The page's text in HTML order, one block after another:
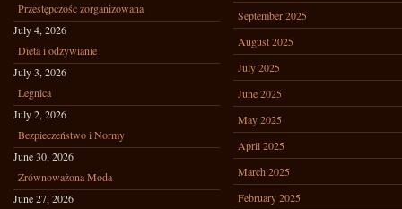
Przestępczośc zorganizowana
July 4, 2026
Dieta i odżywianie
July 3, 2026
Legnica
July 2, 2026
Bezpieczeństwo i Normy
June 30, 2026
Zrównoważona Moda
June 27, 2026
September 2025
August 2025
July 2025
June 2025
May 2025
April 2025
March 2025
February 2025